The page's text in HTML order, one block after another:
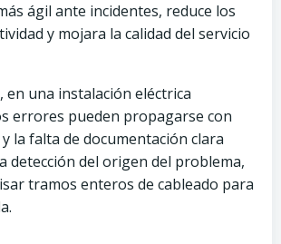
ágil ante incidentes, reduce los
y mojara la calidad del servicio
en una instalación eléctrica
errores pueden propagarse con
la falta de documentación clara
detección del origen del problema,
tramos enteros de cableado para